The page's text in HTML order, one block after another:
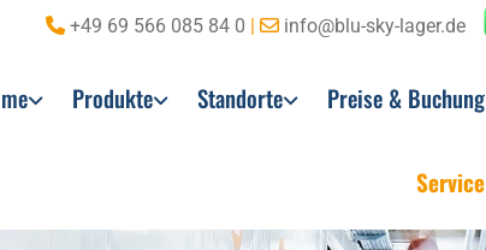
 +49 69 566 085 84 0 | info@blu-sky-lager.de
Produkte Standorte Preise & Buchung
Service